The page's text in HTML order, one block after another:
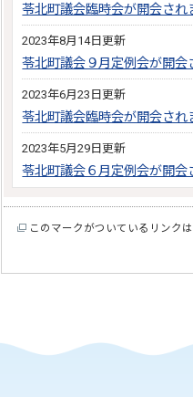
苓北町議会臨時会が開会され
2023年8月14日更新
苓北町議会９月定例会が開会
2023年6月23日更新
苓北町議会臨時会が開会され
2023年5月29日更新
苓北町議会６月定例会が開会
このマークがついているリンク